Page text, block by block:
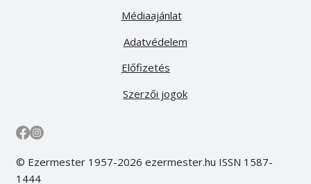
Médiaajánlat
Előfizetés
Adatvédelem
Szerzői jogok
© Ezermester 1957-2026 ezermester.hu ISSN 1587-
1444